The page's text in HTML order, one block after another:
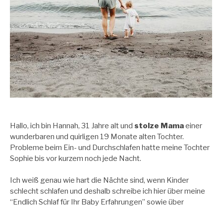
Hallo, ich bin Hannah, 31 Jahre alt und stolze Mamaeiner
wunderbaren und quirligen 19 Monate alten Tochter.
Probleme beim Ein- und Durchschlafen hatte meine Tochter
Sophie bis vor kurzem noch jede Nacht.
Ich weiß genau wie hart die Nächte sind, wenn Kinder
schlecht schlafen und deshalb schreibe ich hier über meine
“Endlich Schlaf für Ihr Baby Erfahrungen” sowie über